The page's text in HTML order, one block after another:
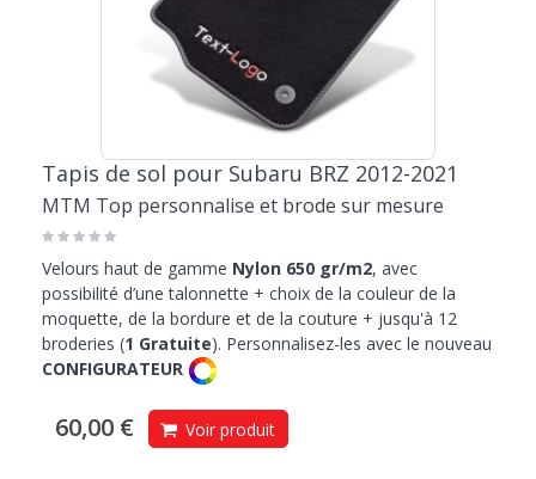
Tapis de sol pour Subaru BRZ 2012-2021
MTM Top personnalise et brode sur mesure
Velours haut de gamme Nylon 650 gr/m2, avec
possibilité d’une talonnette + choix de la couleur de la
moquette, de la bordure et de la couture + jusqu'à 12
broderies (1 Gratuite). Personnalisez-les avec le nouveau
CONFIGURATEUR
60,00 € Voir produit